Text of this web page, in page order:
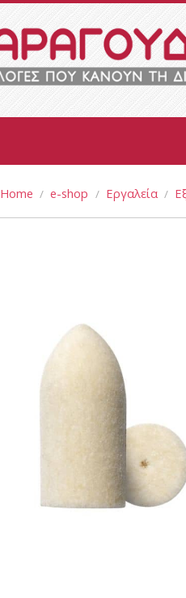
Home / e-shop / Εργαλεία /